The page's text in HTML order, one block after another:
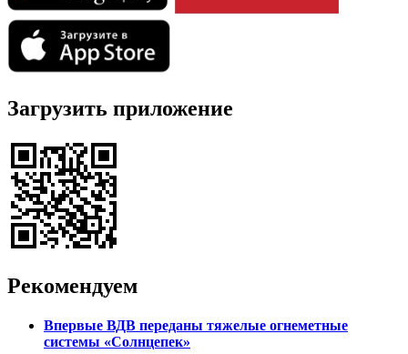
Загрузить приложение
Рекомендуем
Впервые ВДВ переданы тяжелые огнеметные
системы «Солнцепек»